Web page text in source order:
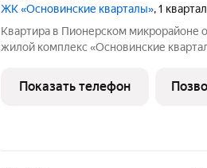
ЖК «Основинские кварталы», 1
Квартира в Пионерском микрорайоне
жилой комплекс «Основинские
масштабная, комплексная застройка
границах улиц
Показать телефон